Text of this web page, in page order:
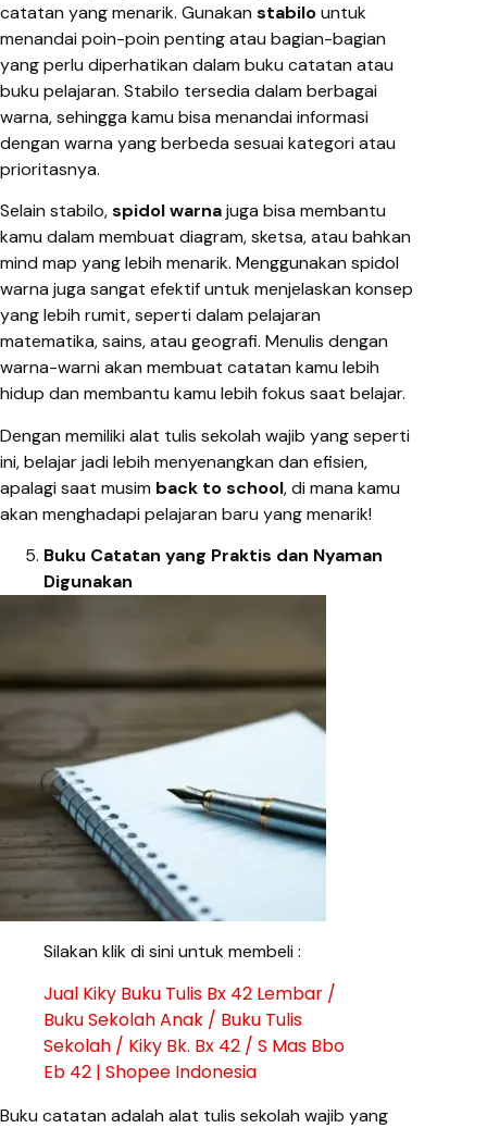
catatan yang menarik. Gunakan stabilountuk
menandai poin-poin penting atau bagian-bagian
yang perlu diperhatikan dalam buku catatan atau
buku pelajaran. Stabilo tersedia dalam berbagai
warna, sehingga kamu bisa menandai informasi
dengan warna yang berbeda sesuai kategori atau
prioritasnya.
Selain stabilo,spidol warnajuga bisa membantu
kamu dalam membuat diagram, sketsa, atau bahkan
mind map yang lebih menarik. Menggunakan spidol
warna juga sangat efektif untuk menjelaskan konsep
yang lebih rumit, seperti dalam pelajaran
matematika, sains, atau geografi. Menulis dengan
warna-warni akan membuat catatan kamu lebih
hidup dan membantu kamu lebih fokus saat belajar.
Dengan memiliki alat tulis sekolah wajib yang seperti
ini, belajar jadi lebih menyenangkan dan efisien,
apalagi saat musim back to school, di mana kamu
akan menghadapi pelajaran baru yang menarik!
Buku Catatan yang Praktis dan Nyaman
Digunakan
Silakan klik di sini untuk membeli :
Jual Kiky Buku Tulis Bx 42 Lembar /
Buku Sekolah Anak / Buku Tulis
Sekolah / Kiky Bk. Bx 42 / S Mas Bbo
Eb 42 | Shopee Indonesia
Buku catatan adalah alat tulis sekolah wajib yang